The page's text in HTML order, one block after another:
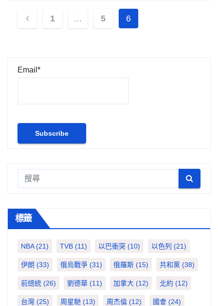
文
頁
1 … 5 6
Email*
標籤
NBA(21) TVB (11) 以巴衝突 (10) 以色列 (21)
伊朗 (33) 俄烏戰爭 (31) 俄羅斯 (15) 共和黨 (38)
前總統 (26) 劉德華 (11) 加拿大 (12) 北約 (12)
台灣 (25) 周星馳 (13) 周杰倫 (12) 國會 (24)